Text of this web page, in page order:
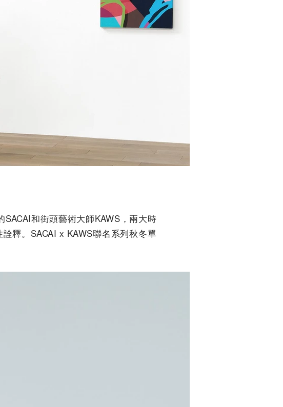
和街頭藝術大師KAWS，兩大時
釋。SACAI x KAWS聯名系列秋冬單